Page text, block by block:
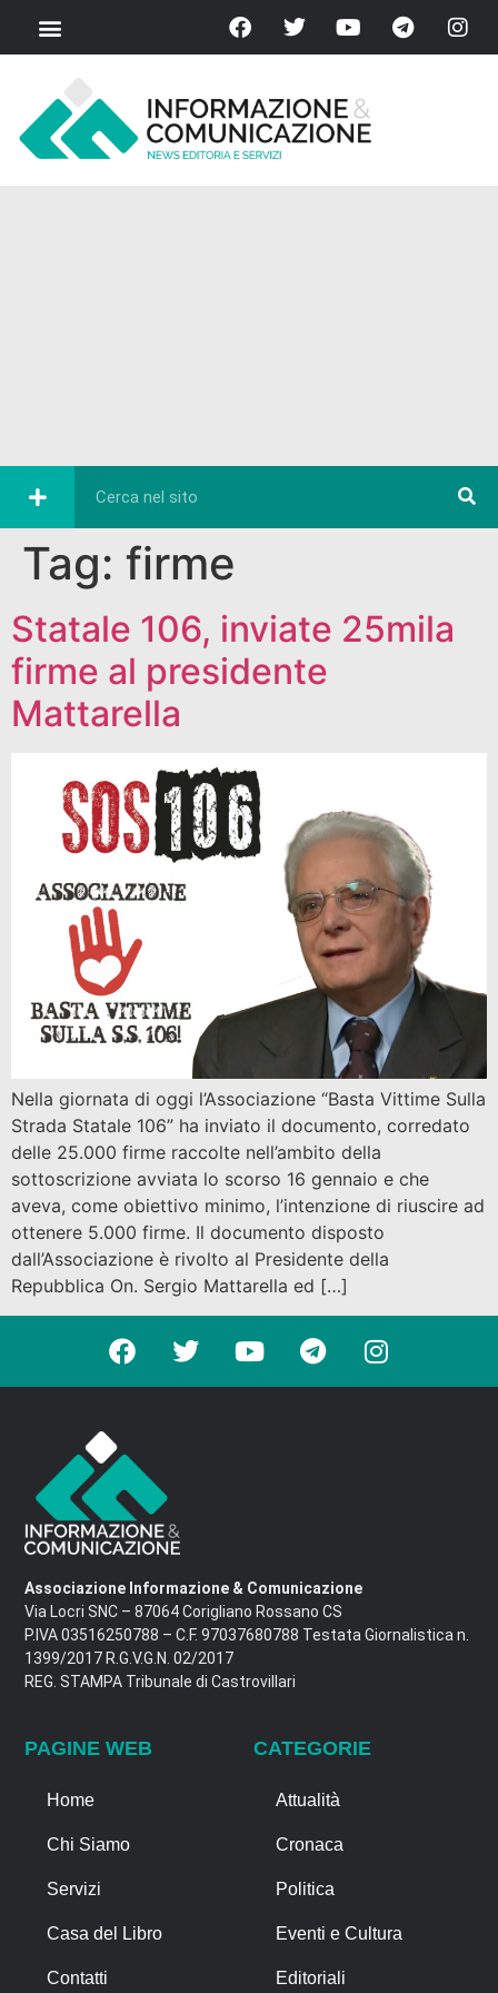
Tag: firme
Statale 106, inviate 25mila
firme al presidente
Mattarella
Nella giornata di oggi l’Associazione “Basta Vittime Sulla
Strada Statale 106” ha inviato il documento, corredato
delle 25.000 firme raccolte nell’ambito della
sottoscrizione avviata lo scorso 16 gennaio e che
aveva, come obiettivo minimo, l’intenzione di riuscire ad
ottenere 5.000 firme. Il documento disposto
dall’Associazione è rivolto al Presidente della
Repubblica On. Sergio Mattarella ed […]
Associazione Informazione & Comunicazione
Via Locri SNC – 87064 Corigliano Rossano CS
P.IVA 03516250788 – C.F. 97037680788 Testata Giornalistica n.
1399/2017 R.G.V.G.N. 02/2017
REG. STAMPA Tribunale di Castrovillari
PAGINE WEB
Home
Chi Siamo
Servizi
Casa del Libro
Contatti
CATEGORIE
Attualità
Cronaca
Politica
Eventi e Cultura
Editoriali